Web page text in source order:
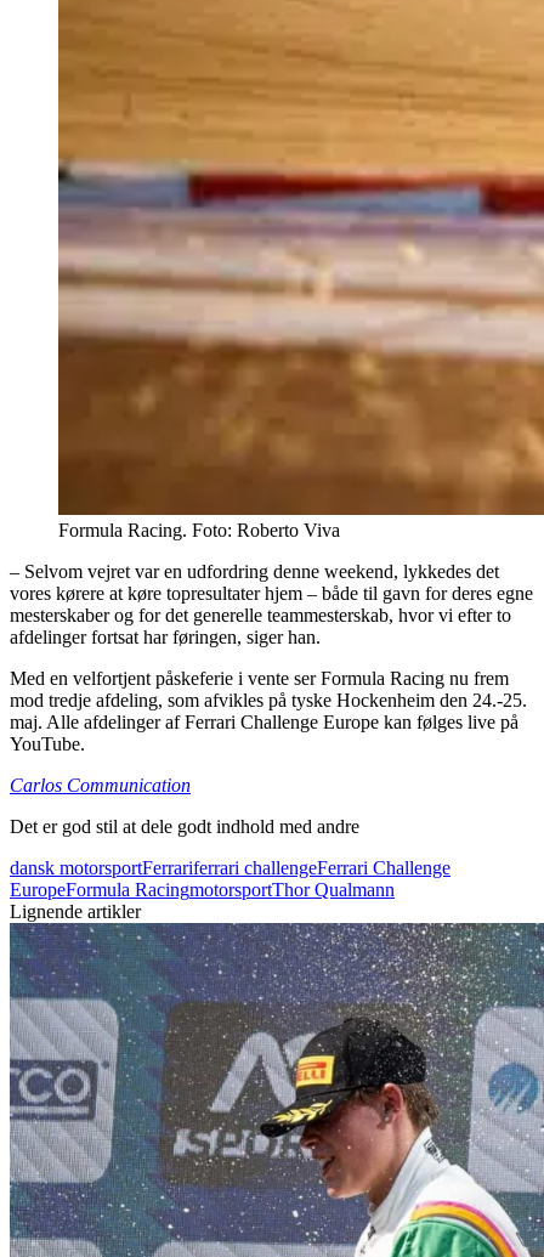
Formula Racing. Foto: Roberto Viva
– Selvom vejret var en udfordring denne weekend, lykkedes det
vores kørere at køre topresultater hjem – både til gavn for deres egne
mesterskaber og for det generelle teammesterskab, hvor vi efter to
afdelinger fortsat har føringen, siger han.
Med en velfortjent påskeferie i vente ser Formula Racing nu frem
mod tredje afdeling, som afvikles på tyske Hockenheim den 24.-25.
maj. Alle afdelinger af Ferrari Challenge Europe kan følges live på
YouTube.
Carlos Communication
Det er god stil at dele godt indhold med andre
dansk motorsportFerrariferrari challengeFerrari Challenge
EuropeFormula RacingmotorsportThor Qualmann
Lignende artikler